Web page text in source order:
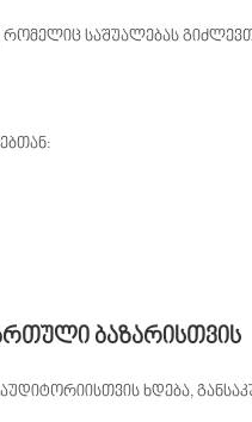
რომელიც საშუალებას
ბაზარისთვის
ხდება,